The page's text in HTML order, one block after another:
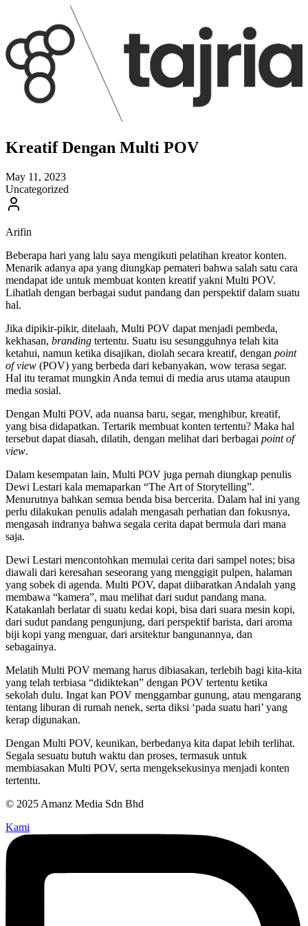
Kreatif Dengan Multi POV
May 11, 2023
Uncategorized
Arifin
Beberapa hari yang lalu saya mengikuti pelatihan kreator konten.
Menarik adanya apa yang diungkap pemateri bahwa salah satu cara
mendapat ide untuk membuat konten kreatif yakni Multi POV.
Lihatlah dengan berbagai sudut pandang dan perspektif dalam suatu
hal.
Jika dipikir-pikir, ditelaah, Multi POV dapat menjadi pembeda,
kekhasan, branding tertentu. Suatu isu sesungguhnya telah kita
ketahui, namun ketika disajikan, diolah secara kreatif, dengan point
of view (POV) yang berbeda dari kebanyakan, wow terasa segar.
Hal itu teramat mungkin Anda temui di media arus utama ataupun
media sosial.
Dengan Multi POV, ada nuansa baru, segar, menghibur, kreatif,
yang bisa didapatkan. Tertarik membuat konten tertentu? Maka hal
tersebut dapat diasah, dilatih, dengan melihat dari berbagai point of
view.
Dalam kesempatan lain, Multi POV juga pernah diungkap penulis
Dewi Lestari kala memaparkan “The Art of Storytelling”.
Menurutnya bahkan semua benda bisa bercerita. Dalam hal ini yang
perlu dilakukan penulis adalah mengasah perhatian dan fokusnya,
mengasah indranya bahwa segala cerita dapat bermula dari mana
saja.
Dewi Lestari mencontohkan memulai cerita dari sampel notes; bisa
diawali dari keresahan seseorang yang menggigit pulpen, halaman
yang sobek di agenda. Multi POV, dapat diibaratkan Andalah yang
membawa “kamera”, mau melihat dari sudut pandang mana.
Katakanlah berlatar di suatu kedai kopi, bisa dari suara mesin kopi,
dari sudut pandang pengunjung, dari perspektif barista, dari aroma
biji kopi yang menguar, dari arsitektur bangunannya, dan
sebagainya.
Melatih Multi POV memang harus dibiasakan, terlebih bagi kita-kita
yang telah terbiasa “didiktekan” dengan POV tertentu ketika
sekolah dulu. Ingat kan POV menggambar gunung, atau mengarang
tentang liburan di rumah nenek, serta diksi ‘pada suatu hari’ yang
kerap digunakan.
Dengan Multi POV, keunikan, berbedanya kita dapat lebih terlihat.
Segala sesuatu butuh waktu dan proses, termasuk untuk
membiasakan Multi POV, serta mengeksekusinya menjadi konten
tertentu.
© 2025 Amanz Media Sdn Bhd
Kami